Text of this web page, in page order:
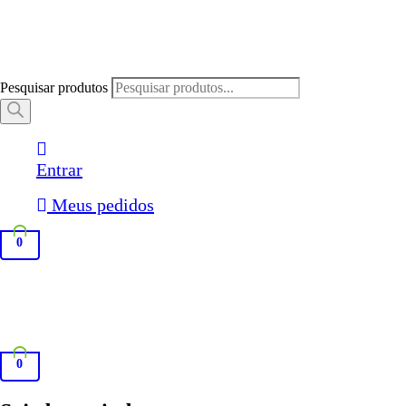
Pesquisar produtos
Entrar
Meus pedidos
0
0